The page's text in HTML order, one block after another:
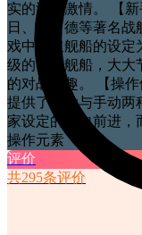
实的海战激情。 【
日、英、德等著名
戏中获取舰船的设定
级的各类舰船，大大
的对战乐趣。 【操
提供了自动与手动两
家设定的方向前进，
操作元素
评价
共295条评价